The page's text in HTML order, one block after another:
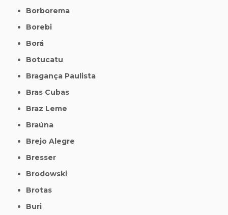
Borborema
Borebi
Borá
Botucatu
Bragança Paulista
Bras Cubas
Braz Leme
Braúna
Brejo Alegre
Bresser
Brodowski
Brotas
Buri